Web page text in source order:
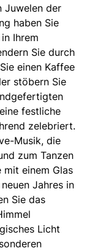
Juwelen der
haben Sie
Ihrem
Sie durch
einen Kaffee
stöbern Sie
festliche
zelebriert.
Musik, die
zum Tanzen
einem Glas
Jahres in
Sie das
Licht